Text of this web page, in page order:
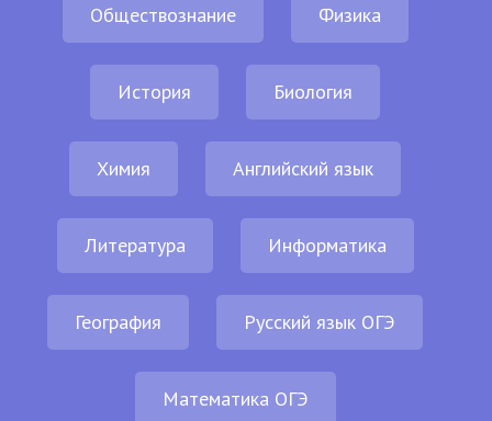
Обществознание Физика
История Биология
Химия Английский язык
Литература Информатика
География Русский язык ОГЭ
Математика ОГЭ